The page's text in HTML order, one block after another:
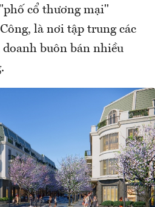
cổ thương mại"
là nơi tập trung các
buôn bán nhiều